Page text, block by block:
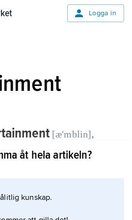
Logga in
[æʹmblin],
grundat 1984 av
regissör, alla bär en
åt hela artikeln?
kunskap.